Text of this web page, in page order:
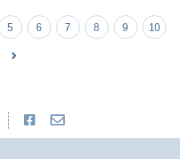
5 6 7 8 9 10